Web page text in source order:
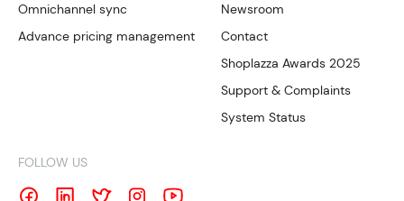
Omnichannel sync
Advance pricing management
Newsroom
Contact
Shoplazza Awards 2025
Support & Complaints
System Status
FOLLOW US